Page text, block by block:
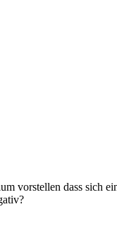
vorstellen dass sich